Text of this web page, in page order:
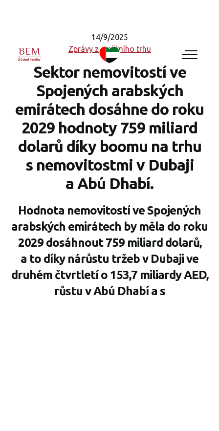
Zprávy z realitního trhu
14/9/2025
Sektor nemovitostí ve
Spojených arabských
emirátech dosáhne do roku
2029 hodnoty 759 miliard
dolarů díky boomu na trhu
s nemovitostmi v Dubaji
a Abú Dhabí.
Hodnota nemovitostí ve Spojených
arabských emirátech by měla do roku
2029 dosáhnout 759 miliard dolarů,
a to díky nárůstu tržeb v Dubaji ve
druhém čtvrtletí o 153,7 miliardy AED,
růstu v Abú Dhabí a s